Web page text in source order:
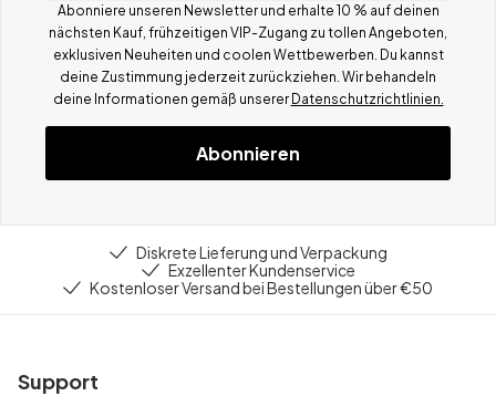
Abonniere unseren Newsletter und erhalte 10 % auf deinen
nächsten Kauf, frühzeitigen VIP-Zugang zu tollen Angeboten,
exklusiven Neuheiten und coolen Wettbewerben. Du kannst
deine Zustimmung jederzeit zurückziehen. Wir behandeln
deine Informationen gemäß unserer Datenschutzrichtlinien.
Abonnieren
Diskrete Lieferung und Verpackung
Exzellenter Kundenservice
Kostenloser Versand bei Bestellungen über €50
Support